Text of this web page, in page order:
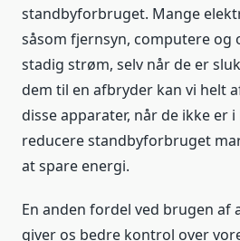
standbyforbruget. Mange
såsom fjernsyn, computere og
stadig strøm, selv når de er
dem til en afbryder kan vi helt
disse apparater, når de ikke er
reducere standbyforbruget
at spare energi.
En anden fordel ved brugen af
giver os bedre kontrol over